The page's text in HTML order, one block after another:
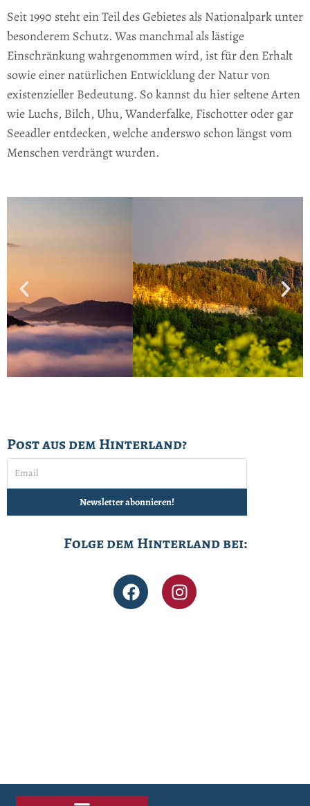
Seit 1990 steht ein Teil des Gebietes als Nationalpark unter
besonderem Schutz. Was manchmal als lästige
Einschränkung wahrgenommen wird, ist für den Erhalt
sowie einer natürlichen Entwicklung der Natur von
existenzieller Bedeutung. So kannst du hier seltene Arten
wie Luchs, Bilch, Uhu, Wanderfalke, Fischotter oder gar
Seeadler entdecken, welche anderswo schon längst vom
Menschen verdrängt wurden.
Post aus dem Hinterland?
Folge dem Hinterland bei: